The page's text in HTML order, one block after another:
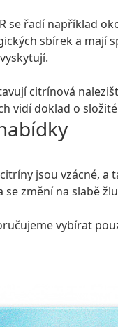
se řadí například
sbírek a mají
citrínová
vidí doklad o
jsou vzácné,
se změní na slabě
vybírat